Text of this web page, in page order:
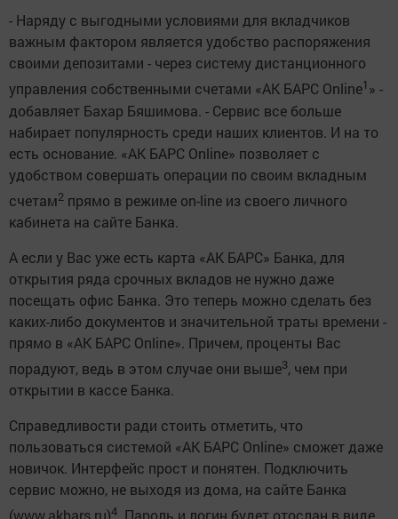
- Наряду с выгодными условиями для вкладчиков
важным фактором является удобство распоряжения
своими депозитами - через систему дистанционного
управления собственными счетами «АК БАРС Online1 » -
добавляет Бахар Бяшимова. - Сервис все больше
набирает популярность среди наших клиентов. И на то
есть основание. «АК БАРС Online» позволяет с
удобством совершать операции по своим вкладным
счетам2 прямо в режиме on-line из своего личного
кабинета на сайте Банка.
А если у Вас уже есть карта «АК БАРС» Банка, для
открытия ряда срочных вкладов не нужно даже
посещать офис Банка. Это теперь можно сделать без
каких-либо документов и значительной траты времени -
прямо в «АК БАРС Online». Причем, проценты Вас
порадуют, ведь в этом случае они выше3, чем при
открытии в кассе Банка.
Справедливости ради стоить отметить, что
пользоваться системой «АК БАРС Online» сможет даже
новичок. Интерфейс прост и понятен. Подключить
сервис можно, не выходя из дома, на сайте Банка
4